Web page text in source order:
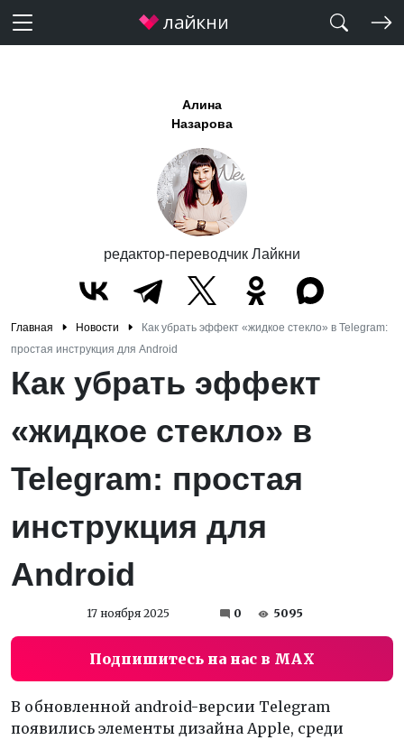
Алина
Назарова
редактор-переводчик Лайкни
Главная Новости
Как убрать эффект «жидкое стекло» в Telegram:
простая инструкция для Android
Как убрать эффект
«жидкое стекло» в
Telegram: простая
инструкция для
Android
17 ноября 2025 0 5095
Подпишитесь на нас в MAX
В обновленной android-версии Telegram
появились элементы дизайна Apple, среди